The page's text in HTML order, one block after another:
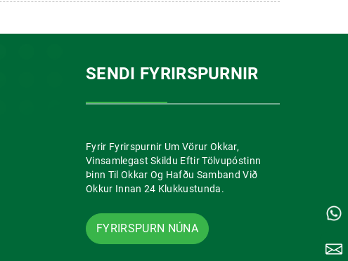
SENDI FYRIRSPURNIR
Fyrir Fyrirspurnir Um Vörur Okkar,
Vinsamlegast Skildu Eftir Tölvupóstinn
Þinn Til Okkar Og Hafðu Samband Við
Okkur Innan 24 Klukkustunda.
FYRIRSPURN NÚNA